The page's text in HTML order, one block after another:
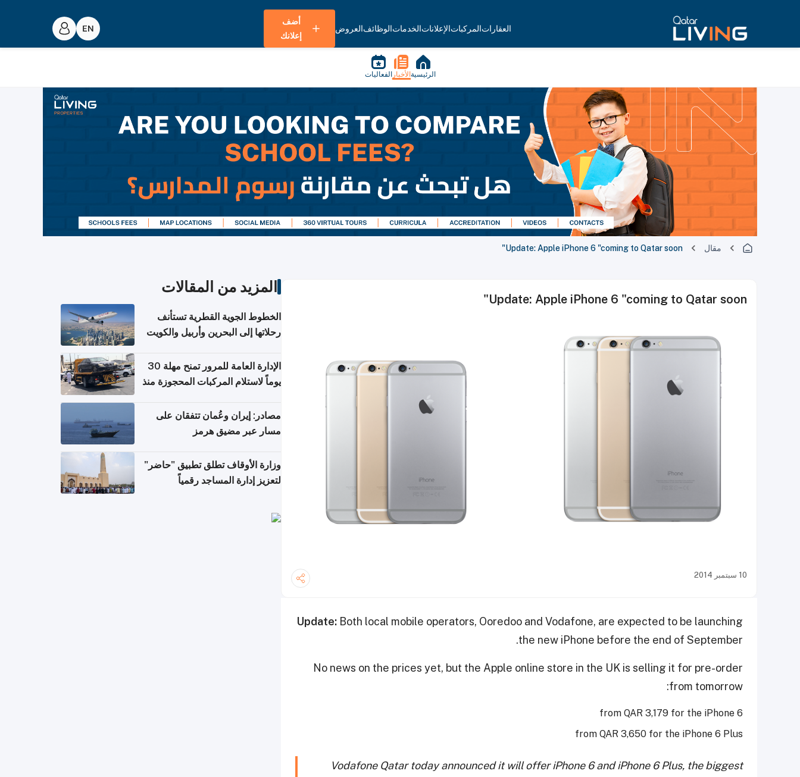
العقاراتالمركباتالإعلاناتالخدماتالوظائفالعروض
أضف
إعلانك
الرئيسية الأخبار الفعاليات
مقال Update: Apple iPhone 6 "coming to Qatar soon"
Update: Apple iPhone 6 "coming to Qatar soon"
10 سبتمبر 2014
Update: Both local mobile operators, Ooredoo and Vodafone, are expected to be launching
the new iPhone before the end of September.
No news on the prices yet, but the Apple online store in the UK is selling it for pre-order
from tomorrow:
from QAR 3,179 for the iPhone 6
from QAR 3,650 for the iPhone 6 Plus
Vodafone Qatar today announced it will offer iPhone 6 and iPhone 6 Plus, the biggest
المزيد من المقالات
الخطوط الجوية القطرية تستأنف
رحلاتها إلى البحرين وأربيل والكويت
الإدارة العامة للمرور تمنح مهلة 30
يوماً لاستلام المركبات المحجوزة منذ
مصادر: إيران وعُمان تتفقان على
مسار عبر مضيق هرمز
وزارة الأوقاف تطلق تطبيق "حاضر"
لتعزيز إدارة المساجد رقمياً